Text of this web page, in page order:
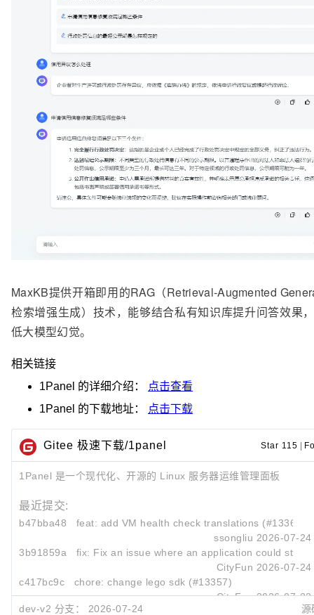
MaxKB提供开箱即用的RAG（Retrieval-Augmented
检索增强生成）技术，能够结合私有知识库提升问答效果
低大模型幻觉。
相关链接
1Panel 的详细介绍：
点击查看
1Panel 的下载地址： 点击下载
Gitee 极速下载/1panel Star 115 |
1Panel 是一个现代化、开源的 Linux 服务器运维管理面板
最近提交:
b47bba48
feat: add VM health check translations (#13361)
ssongliu 2026-07-
3b91859a
fix: Fix an issue where an application could still
CityFun 2026-07-
c417bc9c
chore: change lego sdk (#13357)
CityFun 2026-07-23
dev-v2 分支：
2026-07-24 源